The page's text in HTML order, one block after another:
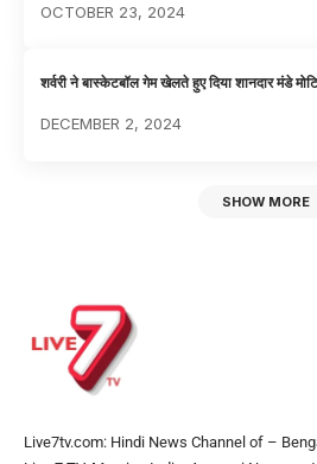
OCTOBER 23, 2024
शर्वरी ने बास्केटबॉल गेम खेलते हुए दिया शानदार मंडे
DECEMBER 2, 2024
SHOW MORE
Live7tv.com: Hindi News Channel of –